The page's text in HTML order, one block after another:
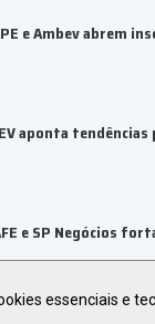
e Ambev abrem
aponta
e SP Negócios
essenciais e